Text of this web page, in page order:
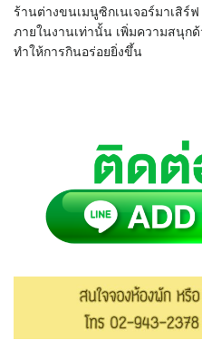
ร้านต่างขนเมนูซิกเนเจอร์มาเสิร์
ภายในงานเท่านั้น เพิ่มความสนุก
ทำให้การกินอร่อยยิ่งขึ้น